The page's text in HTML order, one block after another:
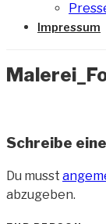
Impressum
Schreibe
Du musst
abzugeben.